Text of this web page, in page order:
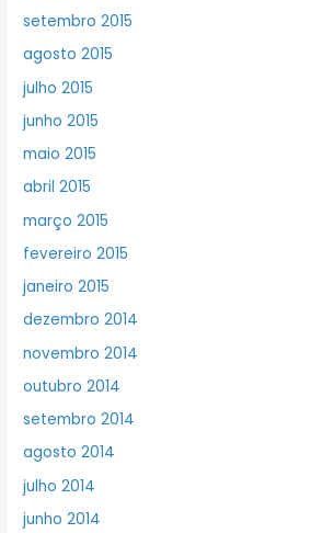
setembro 2015
agosto 2015
julho 2015
junho 2015
maio 2015
abril 2015
março 2015
fevereiro 2015
janeiro 2015
dezembro 2014
novembro 2014
outubro 2014
setembro 2014
agosto 2014
julho 2014
junho 2014